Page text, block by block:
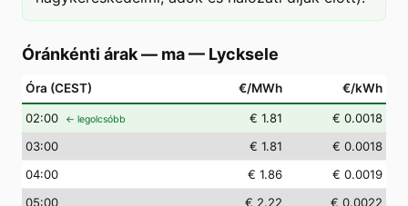
Óránkénti árak — ma— Lycksele
Óra (CEST) €/MWh €/kWh
02:00 ← legolcsóbb € 1.81
€ 0.0018
03:00 € 1.81
€ 0.0018
04:00 € 1.86
€ 0.0019
05:00 € 2.22
€ 0.0022